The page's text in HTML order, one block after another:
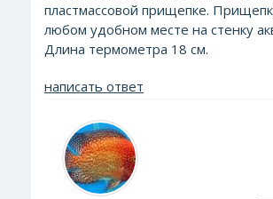
пластмассовой прищепке.
любом удобном месте на стенку
Длина термометра 18 см.
написать ответ